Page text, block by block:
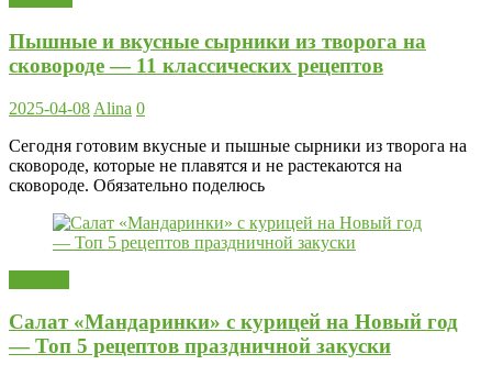
Пышные и вкусные сырники из творога на
сковороде — 11 классических рецептов
2025-04-08 Alina 0
Сегодня готовим вкусные и пышные сырники из творога на
сковороде, которые не плавятся и не растекаются на
сковороде. Обязательно поделюсь
Салат «Мандаринки» с курицей на Новый год
— Топ 5 рецептов праздничной закуски